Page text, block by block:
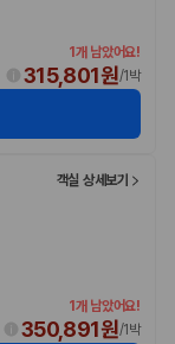
1개 남았어요!
315,801원/1박
객실 상세보기
1개 남았어요!
350,891원/1박